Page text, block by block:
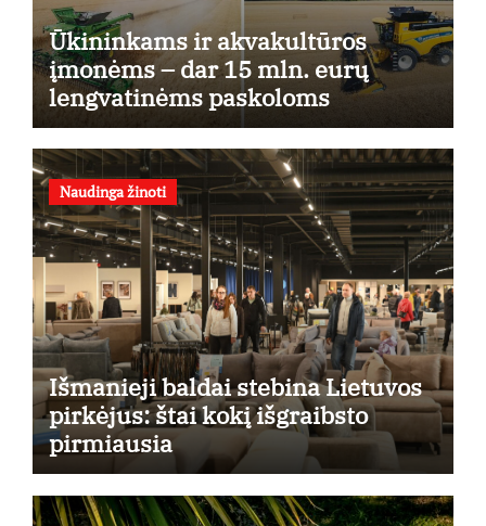
Ūkininkams ir akvakultūros
įmonėms – dar 15 mln. eurų
lengvatinėms paskoloms
Naudinga žinoti
Išmanieji baldai stebina Lietuvos
pirkėjus: štai kokį išgraibsto
pirmiausia